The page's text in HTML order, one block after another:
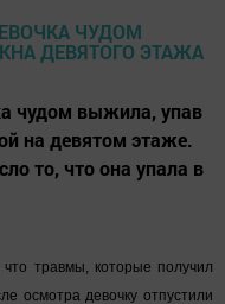
чудом выжила, упав
на девятом этаже.
то, что она упала в
травмы, которые получил
осмотра девочку отпустили